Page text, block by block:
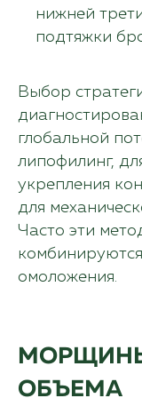
нижней
подтяжки
Выбор
глобальной
липофилинг,
укрепления
для
Часто эти
омоложения.
ОБЪЕМА